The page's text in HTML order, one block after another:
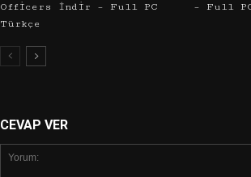
Officers İndir – Full PC
Türkçe
– Full
CEVAP VER